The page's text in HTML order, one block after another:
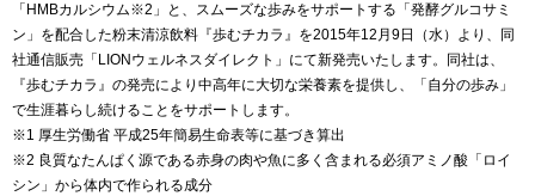
「HMBカルシウム※2」と、スムーズな歩みをサポートする「発酵グルコサミ
ン」を配合した粉末清涼飲料『歩むチカラ』を2015年12月9日（水）より、同
社通信販売「LIONウェルネスダイレクト」にて新発売いたします。同社は、
『歩むチカラ』の発売により中高年に大切な栄養素を提供し、「自分の歩み」
で生涯暮らし続けることをサポートします。
※1 厚生労働省 平成25年簡易生命表等に基づき算出
※2 良質なたんぱく源である赤身の肉や魚に多く含まれる必須アミノ酸「ロイ
シン」から体内で作られる成分